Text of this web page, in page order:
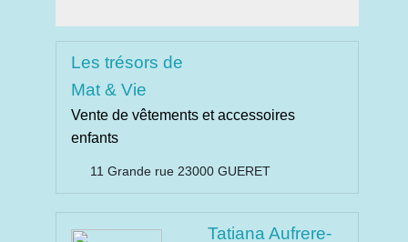
Les trésors de
Mat & Vie
Vente de vêtements et accessoires
enfants
11 Grande rue 23000 GUERET
Tatiana Aufrere-